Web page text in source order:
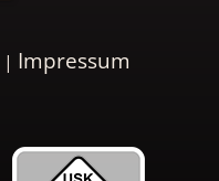
Impressum